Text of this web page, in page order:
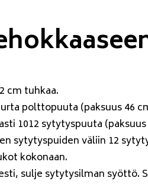
cm tuhkaa.
polttopuuta (paksuus 46
1012 sytytyspuuta (paksuus
sytytyspuiden väliin 12
kokonaan.
sulje sytytysilman syöttö.